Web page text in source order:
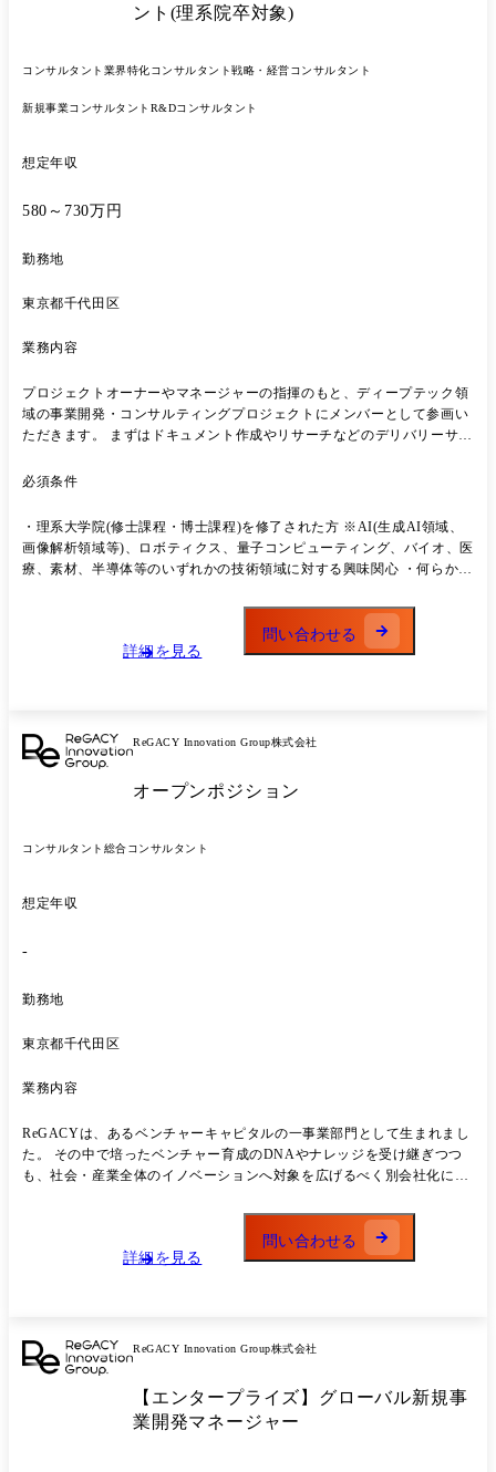
ント(理系院卒対象)
コンサルタント 業界特化コンサルタント戦略・経営コンサルタント
新規事業コンサルタント R&Dコンサルタント
想定年収
580～730万円
勤務地
東京都千代田区
業務内容
プロジェクトオーナーやマネージャーの指揮のもと、ディープテック領
域の事業開発・コンサルティングプロジェクトにメンバーとして参画い
ただきます。 まずはドキュメント作成やリサーチなどのデリバリーサポ
プを目指します。 ●技術・市場動向のリサーチと分析: 論文や特許情報
●事業開発伴走サポート: クライアントへの提案資料・報告書の作成、仮
説検証のためのデータ収集・分析 ●技術探索/ソーシングのサポート: 連
携候補となるスタートアップや研究機関の選定、初期アプローチ ●プロ
録作成、タスク・スケジュール管理 最先端の技術への興味関心が深く、
常にアンテナを張りながら、日常の会話のなかで技術に関する情報交換
をしていくようなメンバーが集まっています。
必須条件
・理系大学院(修士課程・博士課程)を修了された方 ※AI(生成AI領域、
画像解析領域等)、ロボティクス、量子コンピューティング、バイオ、医
療、素材、半導体等のいずれかの技術領域に対する興味関心 ・何らかの
スキル(資料作成、ロジカルシンキング、適切なテキスト/口頭コミュニ
ケーション) ・変化の早い環境を楽しみ、自ら主体的にキャッチアップ
詳細を見る
問い合わせる
ReGACY Innovation Group株式会社
オープンポジション
コンサルタント 総合コンサルタント
想定年収
-
勤務地
東京都千代田区
業務内容
ReGACYは、あるベンチャーキャピタルの一事業部門として生まれまし
た。 その中で培ったベンチャー育成のDNAやナレッジを受け継ぎつつ
も、社会・産業全体のイノベーションへ対象を広げるべく別会社化によ
は次のステージに向けた体制を構築すべく、経営層から若手まで幅広く
共に社会・産業変革を起こしていきたい仲間を広く募集しています。
詳細を見る
問い合わせる
ReGACY Innovation Group株式会社
【エンタープライズ】グローバル新規事
業開発マネージャー